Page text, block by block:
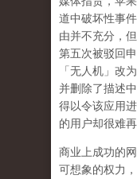
道中破坏性事
由并不充分，
第五次被驳回
「无人机」改
并删除了描述
得以令该应用进
的用户却很难
商业上成功的
可想象的权力